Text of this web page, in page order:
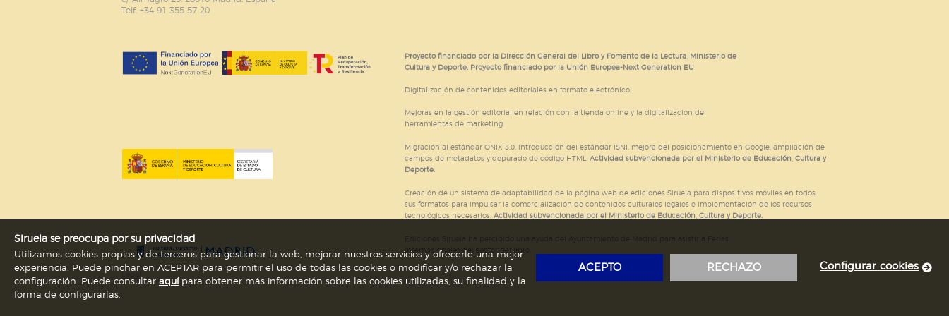
Telf. +34 91 355 57 20
Proyecto financiado por la Dirección General del Libro y Fomento de la Lectura, Ministerio de
Cultura y Deporte. Proyecto financiado por la Unión Europea-Next Generation EU
Digitalización de contenidos editoriales en formato electrónico
Mejoras en la gestión editorial en relación con la tienda online y la digitalización de
herramientas de marketing.
Migración al estándar ONIX 3.0; introducción del estándar ISNI; mejora del posicionamiento en Google; ampliación de
campos de metadatos y depurado de código HTML. Actividad subvencionada por el Ministerio de Educación, Cultura y
Deporte.
Creación de un sistema de adaptabilidad de la página web de ediciones Siruela para dispositivos móviles en todos
sus formatos para impulsar la comercialización de contenidos culturales legales e implementación de los recursos
tecnológicos necesarios. Actividad subvencionada por el Ministerio de Educación, Cultura y Deporte.
Internacionales del sector del libro.
Siruela se preocupa por su privacidad
Utilizamos cookies propias y de terceros para gestionar la web, mejorar nuestros servicios y ofrecerle una mejor
experiencia. Puede pinchar en ACEPTAR para permitir el uso de todas las cookies o modificar y/o rechazar la
configuración. Puede consultar aquípara obtener más información sobre las cookies utilizadas, su finalidad y la
forma de configurarlas.
ACEPTO RECHAZO Configurar cookies